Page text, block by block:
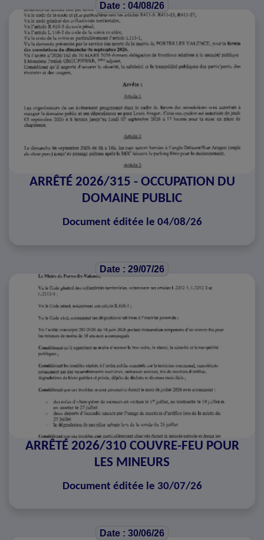
Date : 04/08/26
ARRÊTÉ 2026/315 - OCCUPATION DU
DOMAINE PUBLIC
Document éditée le 04/08/26
Date : 29/07/26
ARRÊTÉ 2026/310 COUVRE-FEU POUR
LES MINEURS
Document éditée le 30/07/26
Date : 30/06/26